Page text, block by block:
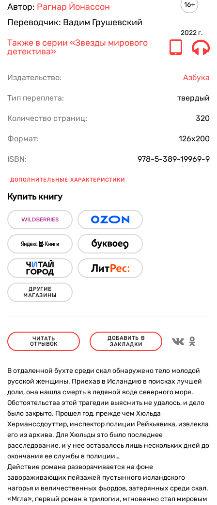
Автор: Рагнар Йонассон
Переводчик: Вадим Грушевский
16+
2022 г.
Также в серии «Звезды мирового
детектива»
Издательство: Азбука
Тип переплета: твердый
Количество страниц: 320
Формат: 126х200
ISBN: 978-5-389-19969-9
ДОПОЛНИТЕЛЬНЫЕ ХАРАКТЕРИСТИКИ
Купить книгу
ДРУГИЕ
МАГАЗИНЫ
ЧИТАТЬ
ОТРЫВОК
ДОБАВИТЬ В
ЗАКЛАДКИ
В отдаленной бухте среди скал обнаружено тело молодой
русской женщины. Приехав в Исландию в поисках лучшей
доли, она нашла смерть в ледяной воде северного моря.
Обстоятельства этой трагедии выяснить не удалось, и дело
было закрыто. Прошел год, прежде чем Хюльда
Херманссдоуттир, инспектор полиции Рейкьявика, извлекла
его из архива. Для Хюльды это было последнее
расследование, и у нее оставалось лишь нескольких дней до
окончания ее службы в полиции…
Действие романа разворачивается на фоне
завораживающих пейзажей пустынного исландского
нагорья и величественных фьордов, затерянных среди скал.
«Мгла», первый роман в трилогии, мгновенно стал мировым